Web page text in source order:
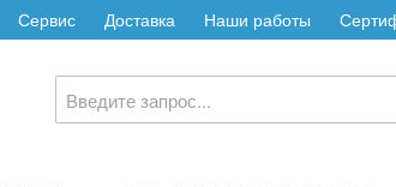
Сервис Доставка Наши работы